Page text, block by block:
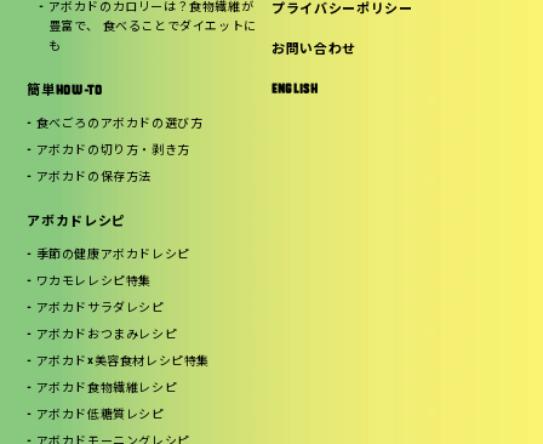
アボカドのカロリーは？食物繊維が
豊富で、 食べることでダイエットに
も
簡単HOW-TO
食べごろのアボカドの選び方
アボカドの切り方・剥き方
アボカドの保存方法
アボカドレシピ
季節の健康アボカドレシピ
ワカモレレシピ特集
アボカドサラダレシピ
アボカドおつまみレシピ
アボカド×美容食材レシピ特集
アボカド食物繊維レシピ
アボカド低糖質レシピ
プライバシーポリシー
お問い合わせ
ENGLISH